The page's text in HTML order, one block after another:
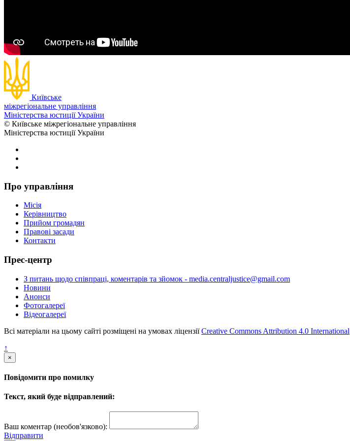
Київське
міжрегіональне управління
Міністерства юстиції України
© Київське міжрегіональне управління
Міністерства юстиції України
Про управління
Місія
Керівництво
Прийом громадян
Правові засади
Контакти
Прес-центр
З питань щодо співпраці, коментарів та зйомок - media.centraljustice@gmail.com
Новини
Анонси
Фотогалереї
Відеогалереї
Всі матеріали на цьому сайті розміщені на умовах ліцензіїCreative Commons Attribution 4.0 International
↑
×
Повідомити про помилку
Текст, який буде відправлений:
Ваш коментар (необов'язково):
Відправити